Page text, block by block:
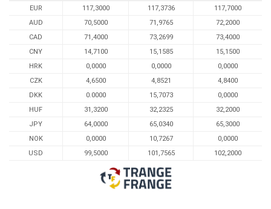
EUR 117,3000 117,3736
117,7000
AUD
70,5000 71,9765
72,2000
CAD
71,4000 73,2699
73,4000
CNY
14,7100 15,1585
15,1500
HRK
0,0000 0,0000
0,0000
CZK
4,6500 4,8521
4,8400
DKK
0.0000 15,7073
0,0000
HUF
31,3200 32,2325
32,2000
JPY
64,0000 65,0340
65,3000
NOK
0,0000 10,7267
0,0000
USD
99,5000 101,7565 102,2000